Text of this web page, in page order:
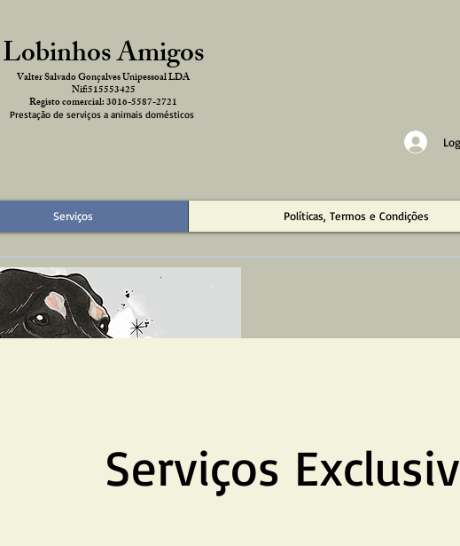
Lobinhos Amigos
Valter Salvado Gonçalves Unipessoal LDA
Nif:515553425
Registo comercial: 3016-5587-2721
Prestação de serviços a animais domésticos
Serviços Políticas, Termos e Condições
​Serviços